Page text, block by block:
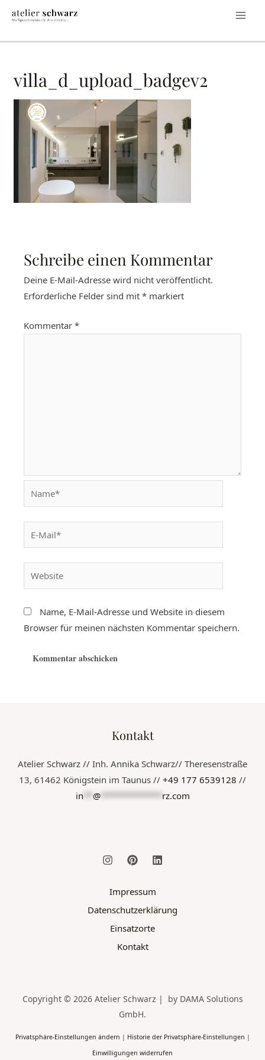
villa_d_upload_badgev2
Schreibe einen Kommentar
Deine E-Mail-Adresse wird nicht veröffentlicht.
Erforderliche Felder sind mit* markiert
Kommentar*
Name, E-Mail-Adresse und Website in diesem
Browser für meinen nächsten Kommentar speichern.
Kontakt
Atelier Schwarz // Inh. Annika Schwarz// Theresenstraße
13, 61462 Königstein im Taunus // +49 177 6539128 //
in ** @************* rz.com
Impressum
Datenschutzerklärung
Einsatzorte
Kontakt
Copyright © 2026 Atelier Schwarz | by DAMA Solutions
GmbH.
Privatsphäre-Einstellungen ändern | Historie der Privatsphäre-Einstellungen |
Einwilligungen widerrufen